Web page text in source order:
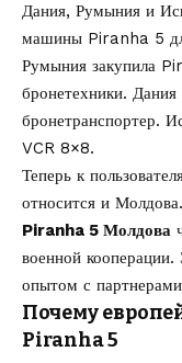
Дания, Румыния и
машины Piranha 5
Румыния закупила
бронетехники.
бронетранспортер.
VCR 8×8.
Теперь к
относится и
Piranha 5 Молдова
военной
опытом с
Почему
Piranha 5